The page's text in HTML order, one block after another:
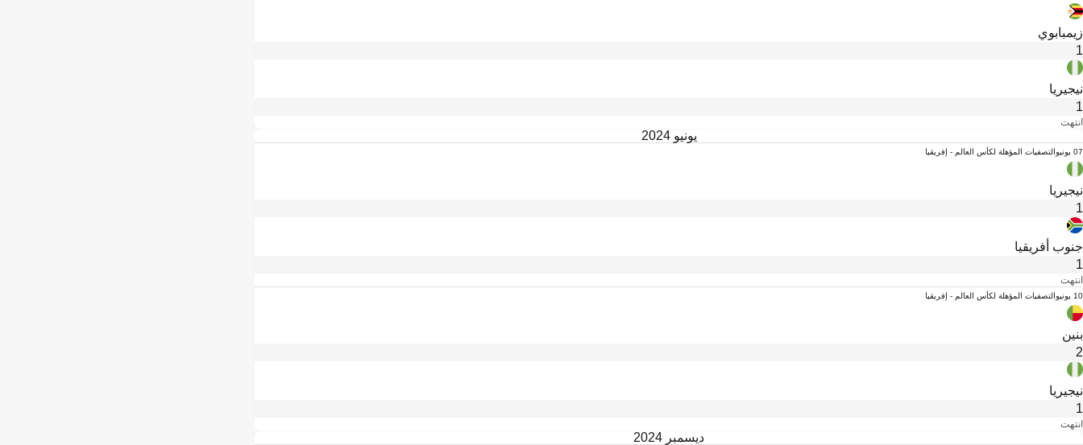
زيمبابوي
1
نيجيريا
1
انتهت
يونيو 2024
07 يونيو التصفيات المؤهلة لكأس العالم - إفريقيا
نيجيريا
1
جنوب أفريقيا
1
انتهت
10 يونيو التصفيات المؤهلة لكأس العالم - إفريقيا
بنين
2
نيجيريا
1
انتهت
ديسمبر 2024